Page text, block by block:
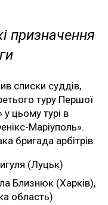
призначення
списки суддів,
туру Першої
цьому турі в
Маріуполь».
бригада арбітрів:
(Луцьк)
Близнюк (Харків),
область)